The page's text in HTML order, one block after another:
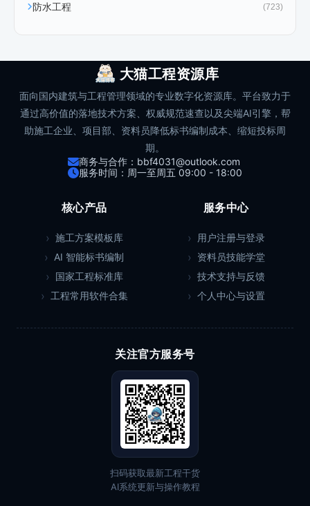
防水工程 (723)
大猫工程资源库
面向国内建筑与工程管理领域的专业数字化资源库。平台致力于
通过高价值的落地技术方案、权威规范速查以及尖端AI引擎，帮
助施工企业、项目部、资料员降低标书编制成本、缩短投标周
期。
商务与合作：bbf4031@outlook.com
服务时间：周一至周五 09:00 - 18:00
核心产品
施工方案模板库
AI 智能标书编制
国家工程标准库
工程常用软件合集
服务中心
用户注册与登录
资料员技能学堂
技术支持与反馈
个人中心与设置
关注官方服务号
扫码获取最新工程干货
AI系统更新与操作教程